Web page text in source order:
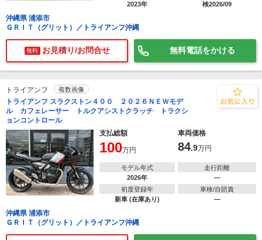
2023年
検2026/09
沖縄県 浦添市
ＧＲＩＴ（グリット）／トライアンフ沖縄
無料 お見積り/お問合せ 無料電話をかける
トライアンフ 複数画像
トライアンフ スラクストン４００ ２０２６ＮＥＷモデ
ル カフェレーサー トルクアシストクラッチ トラクシ
ョンコントロール
支払総額
車両価格
100万円 84.9万円
モデル年式
2026年
走行距離
―
初度登録年
新車 (在庫あり)
車検/自賠責
―
沖縄県 浦添市
ＧＲＩＴ（グリット）／トライアンフ沖縄